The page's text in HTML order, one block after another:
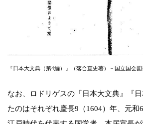
『日本大文典（第4編）』（落合直史著）－国立国会
なお、ロドリゲスの『日本大文典』『
たのはそれぞれ慶長9（1604）年、元和